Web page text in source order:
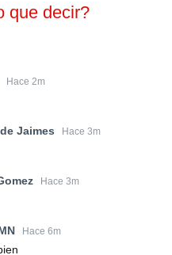
que decir?
Hace 2m
Jaimes Hace 3m
Hace 3m
Hace 6m